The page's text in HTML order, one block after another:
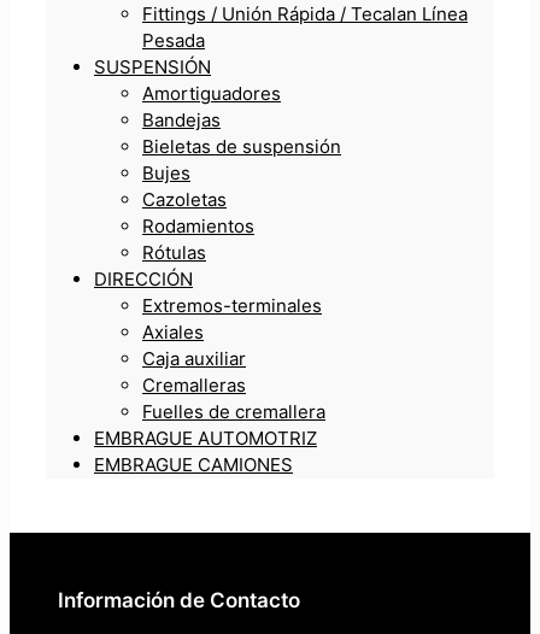
Fittings / Unión Rápida / Tecalan Línea
Pesada
SUSPENSIÓN
Amortiguadores
Bandejas
Bieletas de suspensión
Bujes
Cazoletas
Rodamientos
Rótulas
DIRECCIÓN
Extremos-terminales
Axiales
Caja auxiliar
Cremalleras
Fuelles de cremallera
EMBRAGUE AUTOMOTRIZ
EMBRAGUE CAMIONES
Información de Contacto